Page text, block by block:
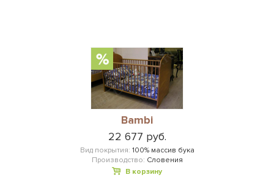
Bambi
22 677 руб.
Вид покрытия: 100% массив бука
Производство: Словения
В корзину